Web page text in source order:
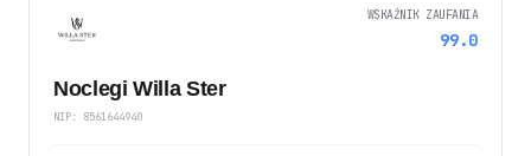
WSKAŹNIK ZAUFANIA
99.0
Noclegi Willa Ster
NIP: 8561644940